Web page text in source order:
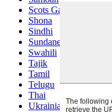
Scots Gaelic
Shona
Sindhi
Sundanese
Swahili
Tajik
Tamil
Telugu
Thai
Ukrainian